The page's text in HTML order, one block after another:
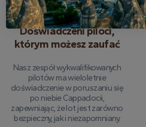
Doświadczeni piloci,
którym możesz zaufać
Nasz zespół wykwalifikowanych
pilotów ma wieloletnie
doświadczenie w poruszaniu się
po niebie Cappadocii,
zapewniając, że lot jest zarówno
bezpieczny, jak i niezapomniany.